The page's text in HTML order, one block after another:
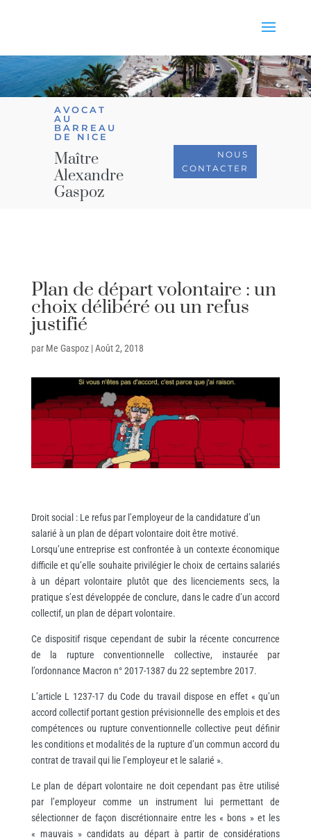
AVOCAT
AU
BARREAU
DE NICE
Maître
Alexandre
Gaspoz
NOUS
CONTACTER
Plan de départ volontaire : un
choix délibéré ou un refus
justifié
par Me Gaspoz|Août 2, 2018
Droit social : Le refus par l’employeur de la candidature d’un
salarié à un plan de départ volontaire doit être motivé.
Lorsqu’une entreprise est confrontée à un contexte économique
difficile et qu’elle souhaite privilégier le choix de certains salariés
à un départ volontaire plutôt que des licenciements secs, la
pratique s’est développée de conclure, dans le cadre d’un accord
collectif, un plan de départ volontaire.
Ce dispositif risque cependant de subir la récente concurrence
de la rupture conventionnelle collective, instaurée par
l’ordonnance Macron n° 2017-1387 du 22 septembre 2017.
L’article L 1237-17 du Code du travail dispose en effet « qu’un
accord collectif portant gestion prévisionnelle des emplois et des
compétences ou rupture conventionnelle collective peut définir
les conditions et modalités de la rupture d’un commun accord du
contrat de travail qui lie l’employeur et le salarié ».
Le plan de départ volontaire ne doit cependant pas être utilisé
par l’employeur comme un instrument lui permettant de
sélectionner de façon discrétionnaire entre les « bons » et les
« mauvais » candidats au départ à partir de considérations